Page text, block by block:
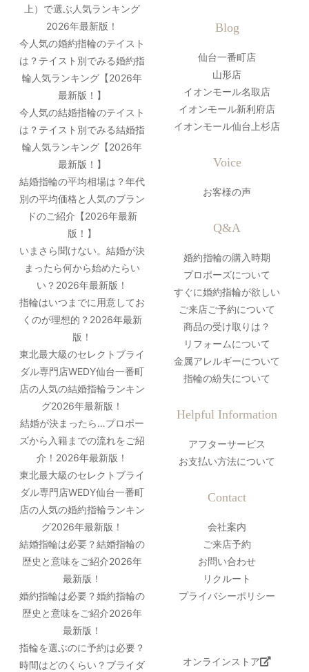
上）で選ぶ人気ランキング
2026年最新版！
今人気の婚約指輪のテイスト
は？テイスト別でみる婚約指
輪人気ランキング【2026年
最新版！】
今人気の結婚指輪のテイスト
は？テイスト別でみる結婚指
輪人気ランキング【2026年
最新版！】
結婚指輪の平均相場は？年代
別の平均価格と人気のブラン
ドのご紹介【2026年最新
版！】
いまさら聞けない。結婚が決
まったら何から始めたらい
い？2026年最新版！
指輪はいつまでに用意してお
くのが理想的？2026年最新
版！
東北最大級のセレクトブライ
ダル専門店WEDY仙台一番町
店の人気の結婚指輪ランキン
グ2026年最新版！
結婚が決まったら…プロポー
ズから入籍までの流れをご紹
介！2026年最新版！
東北最大級のセレクトブライ
ダル専門店WEDY仙台一番町
店の人気の婚約指輪ランキン
グ2026年最新版！
結婚指輪は必要？結婚指輪の
歴史と意味をご紹介2026年
最新版！
婚約指輪は必要？婚約指輪の
歴史と意味をご紹介2026年
最新版！
指輪を選ぶのに予約は必要？
時間はどのくらい？ブライダ
Blog
仙台一番町店
山形店
イオンモール名取店
イオンモール新利府店
イオンモール仙台上杉店
Voice
お客様の声
Q&A
婚約指輪の購入時期
プロポーズについて
すぐに婚約指輪が欲しい
ご来店ご予約について
商品の受け取りは？
リフォームについて
金属アレルギーについて
指輪の紛失について
Helpful Information
アフターサービス
お支払い方法について
Contact
会社案内
ご来店予約
お問い合わせ
リクルート
プライバシーポリシー
オンラインストア